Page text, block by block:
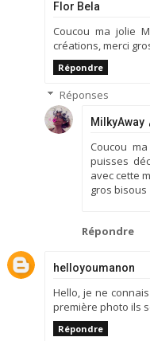
Flor Bela
Coucou ma jolie
créations, merci
Répondre
Réponses
MilkyAway
Coucou
puisses
avec cette
gros bisous
Répondre
helloyoumanon
Hello, je ne
première photo ils
Répondre